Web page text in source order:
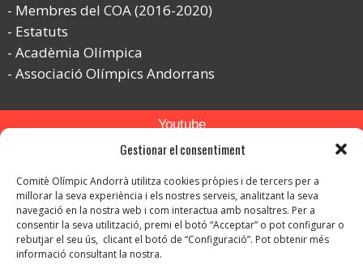
Gestionar el consentiment
Comitè Olímpic Andorrà utilitza cookies pròpies i de tercers per a
millorar la seva experiència i els nostres serveis, analitzant la seva
navegació en la nostra web i com interactua amb nosaltres. Per a
consentir la seva utilització, premi el botó “Acceptar” o pot configurar o
rebutjar el seu ús, clicant el botó de “Configuració”. Pot obtenir més
informació consultant la nostra.
Membres del COA (2016-2020)
Estatuts
Acadèmia Olímpica
Associació Olímpics Andorrans
Youtube
Flickr
Instagram